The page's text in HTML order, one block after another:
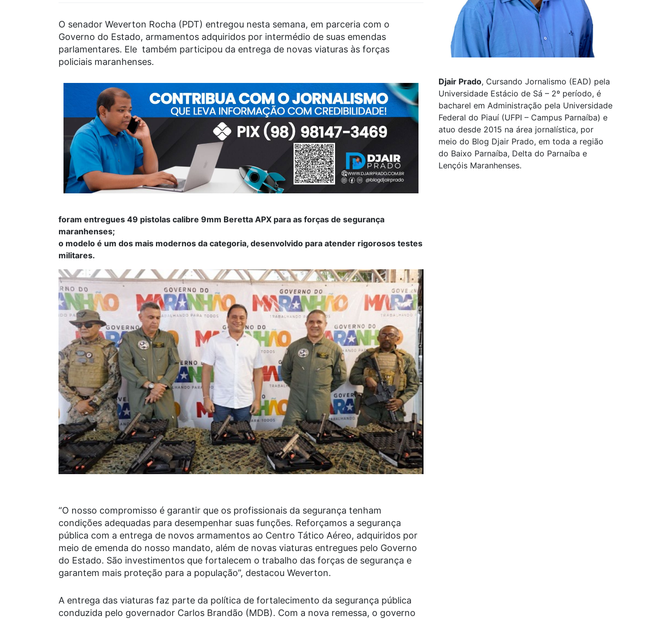
O senador Weverton Rocha (PDT) entregou nesta semana, em parceria com o
Governo do Estado, armamentos adquiridos por intermédio de suas emendas
parlamentares. Ele também participou da entrega de novas viaturas às forças
policiais maranhenses.
foram entregues 49 pistolas calibre 9mm Beretta APX para as forças de segurança
maranhenses;
o modelo é um dos mais modernos da categoria, desenvolvido para atender rigorosos testes
militares.
“O nosso compromisso é garantir que os profissionais da segurança tenham
condições adequadas para desempenhar suas funções. Reforçamos a segurança
pública com a entrega de novos armamentos ao Centro Tático Aéreo, adquiridos por
meio de emenda do nosso mandato, além de novas viaturas entregues pelo Governo
do Estado. São investimentos que fortalecem o trabalho das forças de segurança e
garantem mais proteção para a população”, destacou Weverton.
A entrega das viaturas faz parte da política de fortalecimento da segurança pública
conduzida pelo governador Carlos Brandão (MDB). Com a nova remessa, o governo
Djair Prado, Cursando Jornalismo (EAD) pela
Universidade Estácio de Sá – 2º período, é
bacharel em Administração pela Universidade
Federal do Piauí (UFPI – Campus Parnaíba) e
atuo desde 2015 na área jornalística, por
meio do Blog Djair Prado, em toda a região
do Baixo Parnaíba, Delta do Parnaíba e
Lençóis Maranhenses.